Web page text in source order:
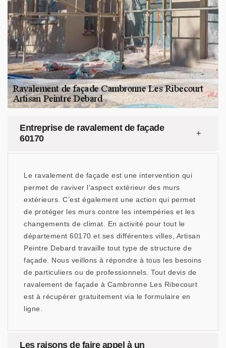
Entreprise de ravalement de façade
60170
Le ravalement de façade est une intervention qui
permet de raviver l’aspect extérieur des murs
extérieurs. C’est également une action qui permet
de protéger les murs contre les intempéries et les
changements de climat. En activité pour tout le
département 60170 et ses différentes villes, Artisan
Peintre Debard travaille tout type de structure de
façade. Nous veillons à répondre à tous les besoins
de particuliers ou de professionnels. Tout devis de
ravalement de façade à Cambronne Les Ribecourt
est à récupérer gratuitement via le formulaire en
ligne.
Les raisons de faire appel à un